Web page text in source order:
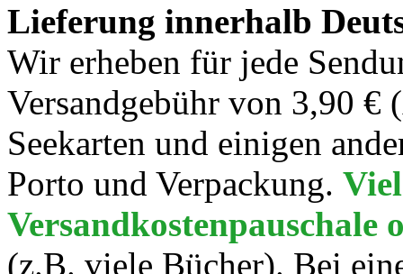
Lieferung innerhalb
Wir erheben für jede
Versandgebühr von 3,90 €
Seekarten und einigen
Porto und Verpackung.
Versandkostenpauschale
(z.B. viele Bücher). Bei